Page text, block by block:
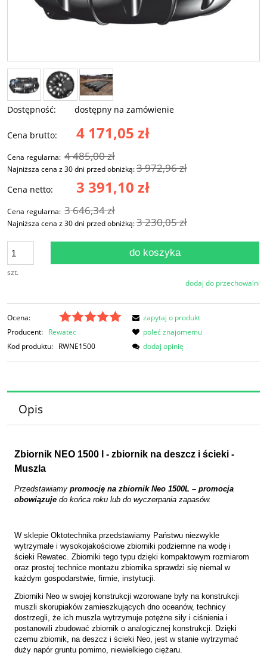
Dostępność: dostępny na zamówienie
Cena brutto: 4 171,05 zł
Cena regularna: 4 485,00 zł
Najniższa cena z 30 dni przed obniżką:3 972,96 zł
Cena netto: 3 391,10 zł
Cena regularna: 3 646,34 zł
Najniższa cena z 30 dni przed obniżką:3 230,05 zł
szt.
do koszyka
dodaj do przechowalni
Ocena:
Producent: Rewatec
Kod produktu: RWNE1500
zapytaj o produkt
poleć znajomemu
dodaj opinię
Opis
Zbiornik NEO 1500 l - zbiornik na deszcz i ścieki -
Muszla
Przedstawiamy promocję na zbiornik Neo 1500L – promocja
obowiązuje do końca roku lub do wyczerpania zapasów.
W sklepie Oktotechnika przedstawiamy Państwu niezwykle
wytrzymałe i wysokojakościowe zbiorniki podziemne na wodę i
ścieki Rewatec. Zbiorniki tego typu dzięki kompaktowym rozmiarom
oraz prostej technice montażu zbiornika sprawdzi się niemal w
każdym gospodarstwie, firmie, instytucji.
Zbiorniki Neo w swojej konstrukcji wzorowane były na konstrukcji
muszli skorupiaków zamieszkujących dno oceanów, technicy
dostrzegli, że ich muszla wytrzymuje potężne siły i ciśnienia i
postanowili zbudować zbiornik o analogicznej konstrukcji. Dzięki
czemu zbiornik, na deszcz i ścieki Neo, jest w stanie wytrzymać
duży napór gruntu pomimo, niewielkiego ciężaru.